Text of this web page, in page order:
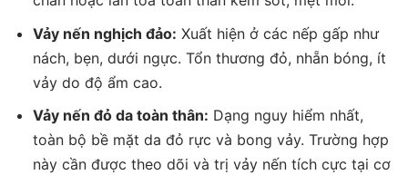
Vảy nến nghịch đảo: Xuất hiện ở các nếp gấp như
nách, bẹn, dưới ngực. Tổn thương đỏ, nhẵn bóng, ít
vảy do độ ẩm cao.
Vảy nến đỏ da toàn thân: Dạng nguy hiểm nhất,
toàn bộ bề mặt da đỏ rực và bong vảy. Trường hợp
này cần được theo dõi và trị vảy nếntích cực tại cơ